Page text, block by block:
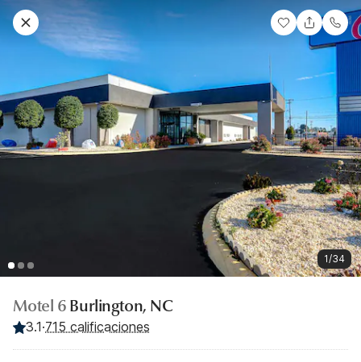
1/34
Motel 6 Burlington, NC
3.1·715 calificaciones